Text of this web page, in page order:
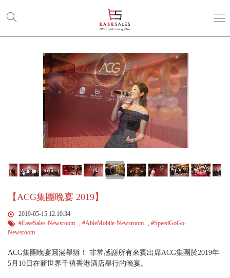
集
晚
【ACG集團晚宴 2019】
2019-05-15 12:10:34
#EaseSales-Newsroom
#AbleMobile-Newsroom
#SpeedGoGo-
Newsroom
ACG集團晚宴圓滿舉辦！ 非常感謝所有來賓出席ACG集團於2019年
5月10日在新世界千禧香港酒店舉行的晚宴。